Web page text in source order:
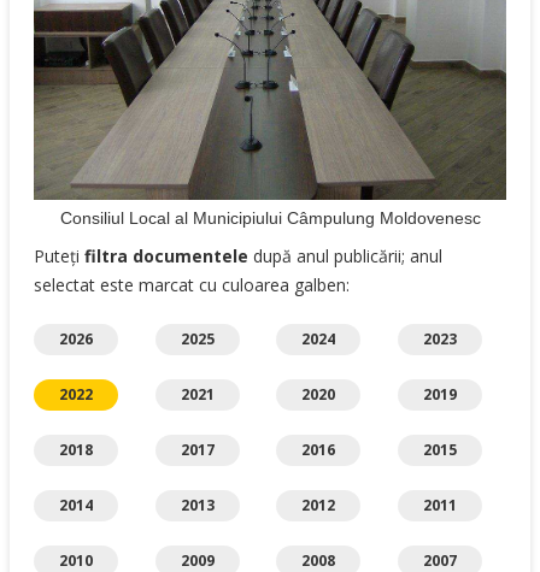
Consiliul Local al Municipiului Câmpulung Moldovenesc
Puteți filtra documentele după anul publicării; anul
selectat este marcat cu culoarea galben:
2026 2025 2024 2023
2022 2021 2020 2019
2018 2017 2016 2015
2014 2013 2012 2011
2010 2009 2008 2007